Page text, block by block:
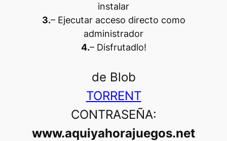
instalar
3.– Ejecutar acceso directo como
administrador
4.– Disfrutadlo!
de Blob
TORRENT
CONTRASEÑA:
www.aquiyahorajuegos.net